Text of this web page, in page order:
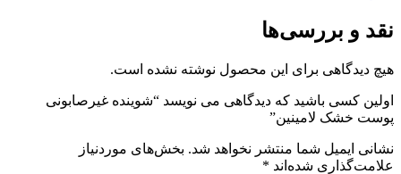
نقد و بررسی‌ها
هیچ دیدگاهی برای این محصول نوشته نشده است.
اولین کسی باشید که دیدگاهی می نویسد “شوینده غیرصابونی
پوست خشک لامینین”
نشانی ایمیل شما منتشر نخواهد شد. بخش‌های موردنیاز
علامت‌گذاری شده‌اند *